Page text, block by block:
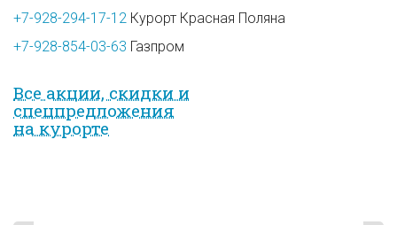
+7-928-294-17-12 Курорт Красная Поляна
+7-928-854-03-63 Газпром
Все акции, скидки и
спец­предложе­ния
на курорте